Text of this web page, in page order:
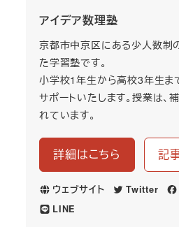
アイデア数理塾
京都市中京区にある少人数制
た学習塾です。
小学校1年生から高校3年生ま
サポートいたします。授業は、
れています。
詳細はこちら 記
ウェブサイト Twitter
LINE